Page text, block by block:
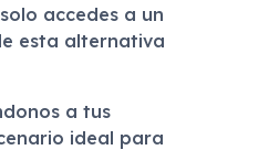
accedes a un
esta alternativa
a tus
ideal para